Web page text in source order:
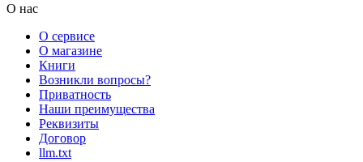
О нас
О сервисе
О магазине
Книги
Возникли вопросы?
Приватность
Наши преимущества
Реквизиты
Договор
llm.txt